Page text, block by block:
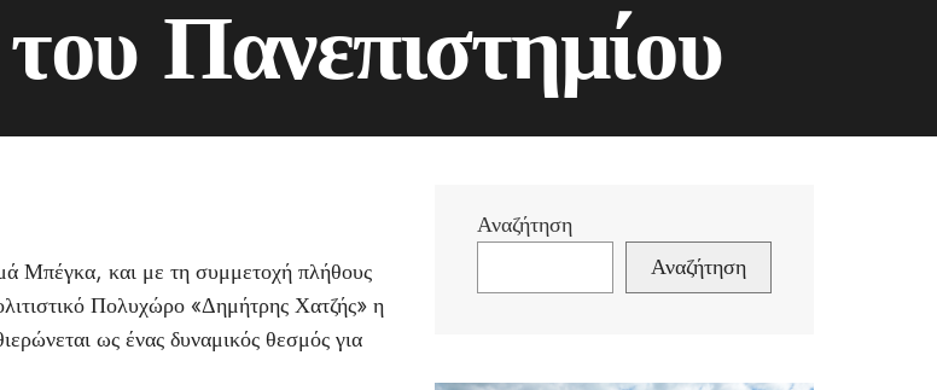
Πανεπιστημίου
Μπέγκα, και με τη συμμετοχή πλήθους
Πολυχώρο «Δημήτρης Χατζής» η
ως ένας δυναμικός θεσμός για
Αναζήτηση
Αναζήτηση